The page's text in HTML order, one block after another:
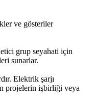
Elektrik şarjı